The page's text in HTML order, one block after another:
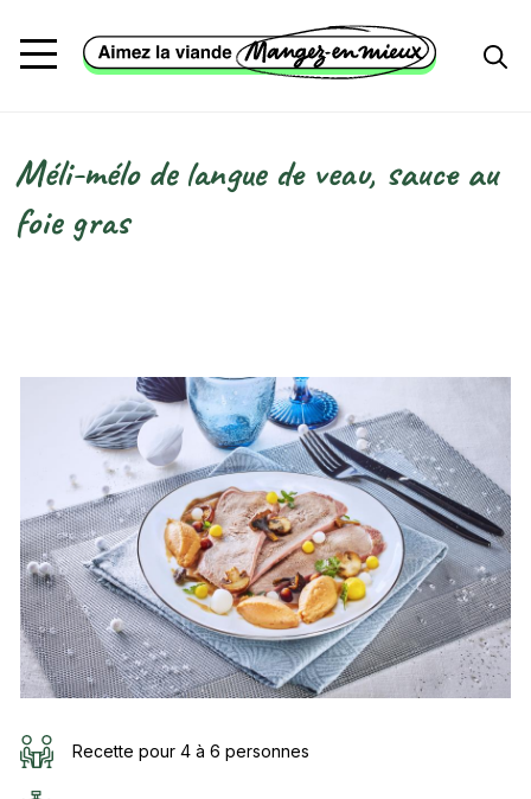
Fil d'Ariane
Méli-mélo de langue de veau, sauce au
foie gras
Recette pour 4 à 6 personnes